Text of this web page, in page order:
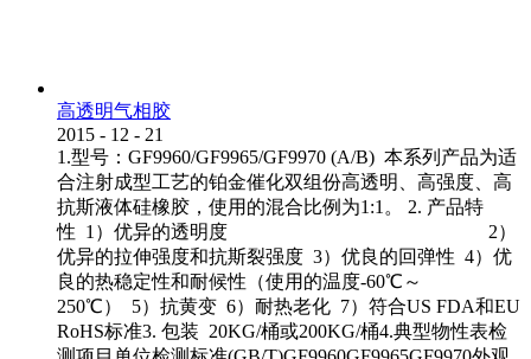
高透明气相胶
2015 - 12 - 21
1.型号：GF9960/GF9965/GF9970 (A/B) 本系列产品为适
合注射成型工艺的铂金催化双组份高透明、高强度、高
抗斯液体硅橡胶，使用的混合比例为1:1。 2. 产品特
性 1）优异的透明度 2）
优异的拉伸强度和抗斯裂强度 3）优良的回弹性 4）优
良的热稳定性和耐候性（使用的温度-60℃～
250℃） 5）抗黄变 6）耐热老化 7）符合US FDA和EU
RoHS标准3. 包装 20KG/桶或200KG/桶4.典型物性表检